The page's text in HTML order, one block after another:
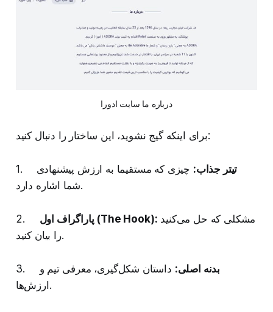
درباره ما سایت ادورا
برای اینکه گیج نشوید، این ساختار را دنبال کنید:
1. تیتر جذاب: چیزی که مستقیما به ارزش پیشنهادی
شما اشاره دارد.
2. پاراگراف اول (The Hook):
را بیان کنید.
3. بدنه اصلی: داستان شکل‌گیری، معرفی تیم و
ارزش‌ها.